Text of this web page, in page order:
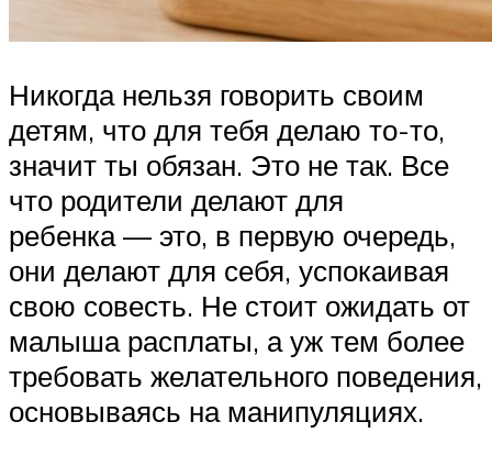
Никогда нельзя говорить своим
детям, что для тебя делаю то-то,
значит ты обязан. Это не так. Все
что родители делают для
ребенка — это, в первую очередь,
они делают для себя, успокаивая
свою совесть. Не стоит ожидать от
малыша расплаты, а уж тем более
требовать желательного поведения,
основываясь на манипуляциях.